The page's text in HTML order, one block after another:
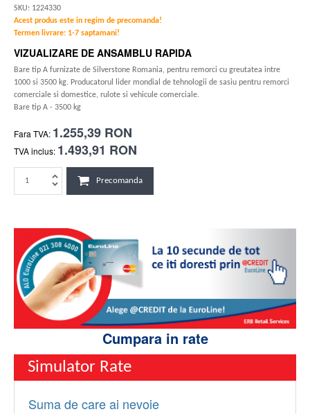
SKU: 1224330
Acest produs este in regim de precomanda!
Termen livrare: 1-7 saptamani!
VIZUALIZARE DE ANSAMBLU RAPIDA
Bare tip A furnizate de Silverstone Romania, pentru remorci cu greutatea intre
1000 si 3500 kg. Producatorul lider mondial de tehnologii de sasiu pentru remorci
comerciale si domestice, rulote si vehicule comerciale.
Bare tip A - 3500 kg
Fara TVA: 1.255,39 RON
TVA inclus: 1.493,91 RON
Precomanda
Cumpara in rate
Simulator Rate
Suma de care ai nevoie